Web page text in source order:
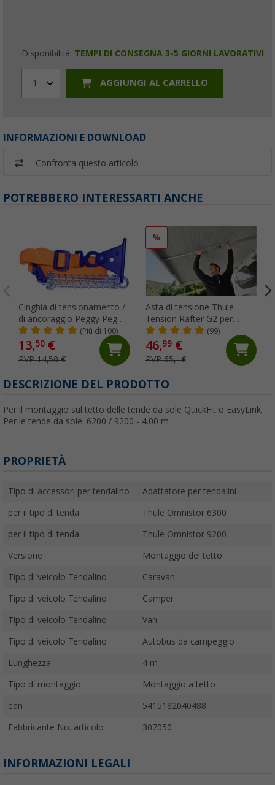
Disponibilità: TEMPI DI CONSEGNA 3-5 GIORNI LAVORATIVI
1 AGGIUNGI AL CARRELLO
INFORMAZIONI E DOWNLOAD
Confronta questo articolo
POTREBBERO INTERESSARTI ANCHE
Cinghia di tensionamento /
di ancoraggio Peggy Peg
Tie Strap per tendalini
(Più di 100)
13,50 €
PVP 14,50 €
%
Asta di tensione Thule
Tension Rafter G2 per
Omnistor
4900/5002/5003/5200 250
(99)
46,99€
PVP 65,- €
DESCRIZIONE DEL PRODOTTO
Per il montaggio sul tetto delle tende da sole QuickFit o EasyLink.
Per le tende da sole: 6200 / 9200 - 4.00 m
PROPRIETÀ
Tipo di accessori per tendalino Adattatore per tendalini
per il tipo di tenda Thule Omnistor 6300
per il tipo di tenda Thule Omnistor 9200
Versione Montaggio del tetto
Tipo di veicolo Tendalino Caravan
Tipo di veicolo Tendalino Camper
Tipo di veicolo Tendalino Van
Tipo di veicolo Tendalino Autobus da campeggio
Lunghezza 4 m
Tipo di montaggio Montaggio a tetto
ean 5415182040488
Fabbricante No. articolo 307050
INFORMAZIONI LEGALI